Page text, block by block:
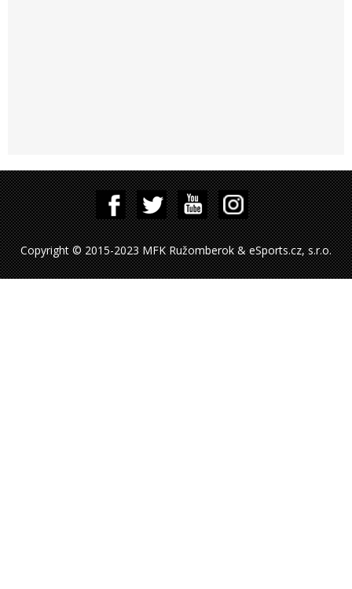
Copyright © 2015-2023 MFK Ružomberok & eSports.cz, s.r.o.